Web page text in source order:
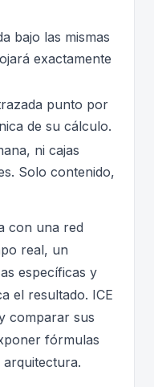
bajo las mismas
exactamente
punto por
de su cálculo.
ni cajas
Solo contenido,
con una red
real, un
específicas y
el resultado. ICE
comparar sus
fórmulas